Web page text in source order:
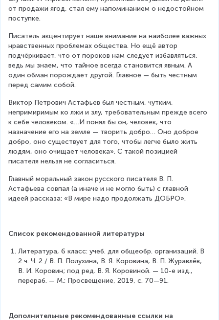
от продажи ягод, стал ему напоминанием о недостойном
поступке.
Писатель акцентирует наше внимание на наиболее важных
нравственных проблемах общества. Но ещё автор
подчёркивает, что от пороков нам следует избавляться,
ведь мы знаем, что тайное всегда становится явным. А
один обман порождает другой. Главное — быть честным
перед самим собой.
Виктор Петрович Астафьев был честным, чутким,
непримиримым ко лжи и злу, требовательным прежде всего
к себе человеком. «…И понял бы он, человек, что
назначение его на земле — творить добро… Оно доброе
добро, оно существует для того, чтобы легче было жить
людям, оно очищает человека». С такой позицией
писателя нельзя не согласиться.
Главный моральный закон русского писателя В. П.
Астафьева совпал (а иначе и не могло быть) с главной
идеей рассказа: «В мире надо продолжать ДОБРО».
Список рекомендованной литературы
Литература, 6 класс: учеб. для общеобр. организаций. В
2 ч. Ч. 2 / В. П. Полухина, В. Я. Коровина, В. П. Журавлёв,
В. И. Коровин; под ред. В. Я. Коровиной. — 10-е изд.,
перераб. — М.: Просвещение, 2019, с. 70—91.
Дополнительные рекомендованные ссылки на